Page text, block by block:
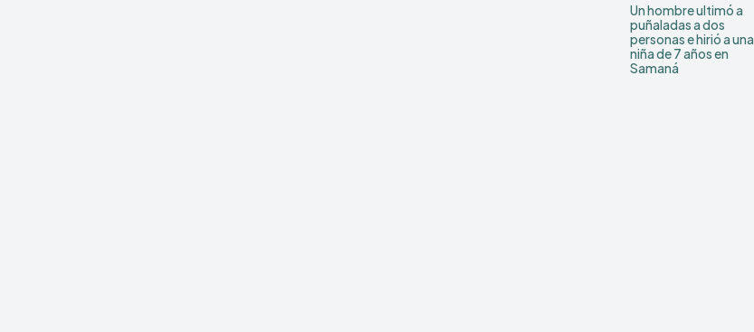
Un hombre ultimó a
puñaladas a dos
personas e hirió a una
niña de 7 años en
Samaná